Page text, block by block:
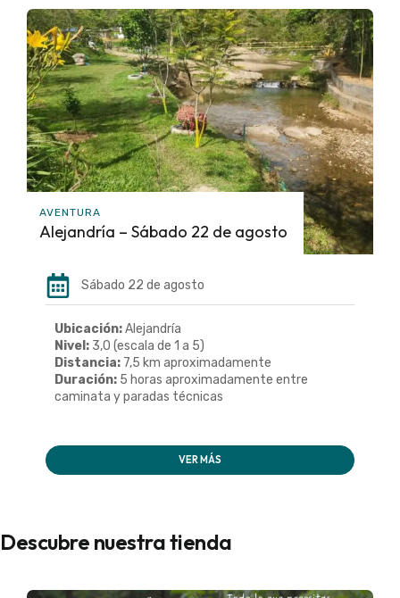
AVENTURA
Alejandría – Sábado 22 de agosto
Sábado 22 de agosto
Ubicación:Alejandría
Nivel: 3,0 (escala de 1 a 5)
Distancia: 7,5 km aproximadamente
Duración: 5 horas aproximadamente entre
caminata y paradas técnicas
VER MÁS
Descubre nuestra tienda